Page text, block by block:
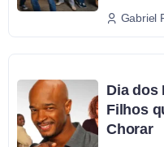
Gabriel
Dia dos
Filhos
Chorar